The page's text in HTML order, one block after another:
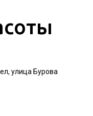
улица Бурова